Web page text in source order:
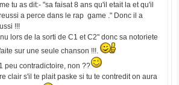
tu as dit:- "sa faisat 8 ans qu'il etait la et qu'il
a perce dans le rap game ." Donc il a
!!!
lors de la sorti de C1 et C2" donc sa notoriete
sur une seule chanson !!!.
peu contradictoire, non ??
clair s'il te plait paske si tu te contredit on aura